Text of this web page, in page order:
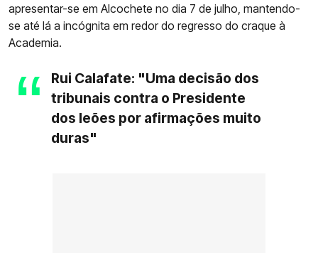
apresentar-se em Alcochete no dia 7 de julho, mantendo-
se até lá a incógnita em redor do regresso do craque à
Academia.
Rui Calafate: "Uma decisão dos
tribunais contra o Presidente
dos leões por afirmações muito
duras"